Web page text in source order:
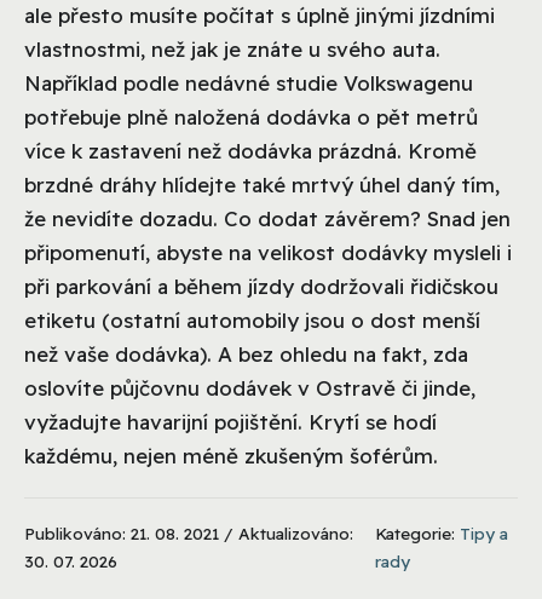
ale přesto musíte počítat s úplně jinými jízdními
vlastnostmi, než jak je znáte u svého auta.
Například podle nedávné studie Volkswagenu
potřebuje plně naložená dodávka o pět metrů
více k zastavení než dodávka prázdná. Kromě
brzdné dráhy hlídejte také mrtvý úhel daný tím,
že nevidíte dozadu. Co dodat závěrem? Snad jen
připomenutí, abyste na velikost dodávky mysleli i
při parkování a během jízdy dodržovali řidičskou
etiketu (ostatní automobily jsou o dost menší
než vaše dodávka). A bez ohledu na fakt, zda
oslovíte půjčovnu dodávek v Ostravě či jinde,
vyžadujte havarijní pojištění. Krytí se hodí
každému, nejen méně zkušeným šoférům.
Publikováno: 21. 08. 2021 / Aktualizováno:
30. 07. 2026
Kategorie: Tipy a
rady